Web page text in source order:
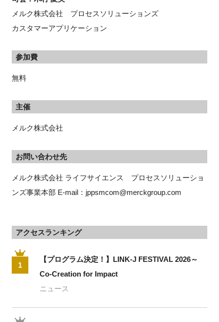
メルク株式会社 プロセスソリューションズ
カスタマーアプリケーション
参加費
無料
主催
メルク株式会社
お問い合わせ先
メルク株式会社 ライフサイエンス　プロセスソリューショ
ンズ事業本部 E-mail：jppsmcom@merckgroup.com
アクセスランキング
1
【プログラム決定！】LINK-J FESTIVAL 2026～
Co-Creation for Impact
ニュース